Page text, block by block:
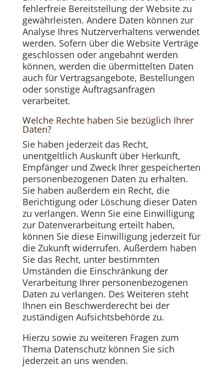
fehlerfreie Bereitstellung der Website zu
gewährleisten. Andere Daten können zur
Analyse Ihres Nutzerverhaltens verwendet
werden. Sofern über die Website Verträge
geschlossen oder angebahnt werden
können, werden die übermittelten Daten
auch für Vertragsangebote, Bestellungen
oder sonstige Auftragsanfragen
verarbeitet.
Welche Rechte haben Sie bezüglich Ihrer
Daten?
Sie haben jederzeit das Recht,
unentgeltlich Auskunft über Herkunft,
Empfänger und Zweck Ihrer gespeicherten
personenbezogenen Daten zu erhalten.
Sie haben außerdem ein Recht, die
Berichtigung oder Löschung dieser Daten
zu verlangen. Wenn Sie eine Einwilligung
zur Datenverarbeitung erteilt haben,
können Sie diese Einwilligung jederzeit für
die Zukunft widerrufen. Außerdem haben
Sie das Recht, unter bestimmten
Umständen die Einschränkung der
Verarbeitung Ihrer personenbezogenen
Daten zu verlangen. Des Weiteren steht
Ihnen ein Beschwerderecht bei der
zuständigen Aufsichtsbehörde zu.
Hierzu sowie zu weiteren Fragen zum
Thema Datenschutz können Sie sich
jederzeit an uns wenden.